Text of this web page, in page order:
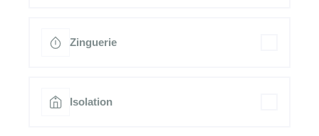
Zinguerie
Isolation